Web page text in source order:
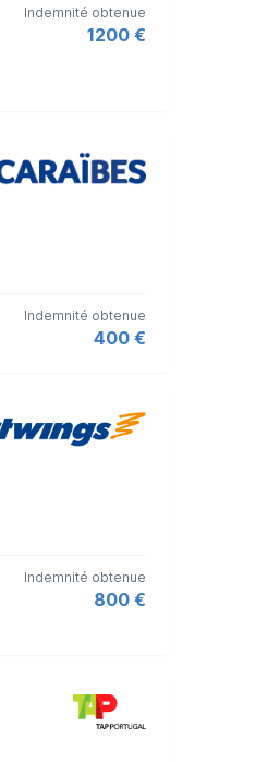
Indemnité obtenue
1200 €
Indemnité obtenue
400 €
Indemnité obtenue
800 €